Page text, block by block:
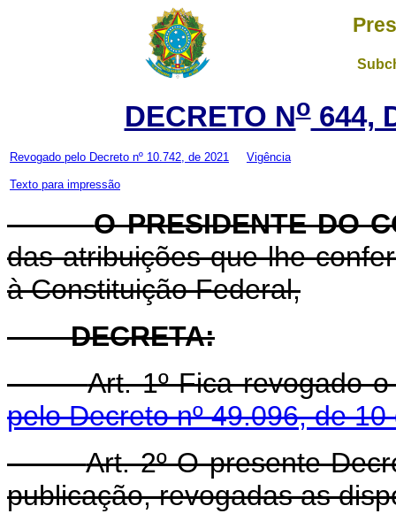
DECRETO No644,
Revogado pelo Decreto nº 10.742, de 2021 Vigência
Texto para impressão
O PRESIDENTE DO
das atribuições que lhe
à Constituição Federal,
DECRETA:
Art. 1º Fica revogado
pelo Decreto nº 49.096, de
Art. 2º O presente
publicação, revogadas as